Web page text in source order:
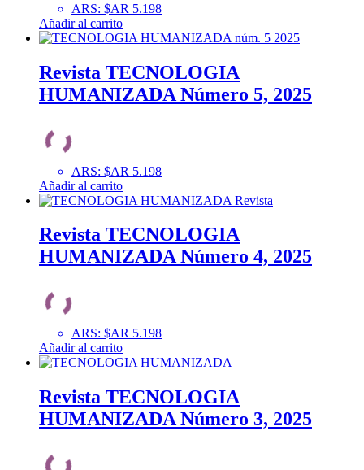
ARS: $AR 5.198
Añadir al carrito
Revista TECNOLOGIA
HUMANIZADA Número 5, 2025
ARS: $AR 5.198
Añadir al carrito
Revista TECNOLOGIA
HUMANIZADA Número 4, 2025
ARS: $AR 5.198
Añadir al carrito
Revista TECNOLOGIA
HUMANIZADA Número 3, 2025